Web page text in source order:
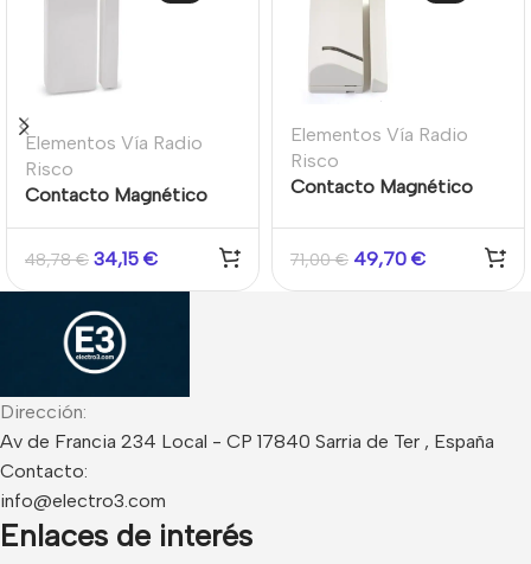
Elementos Vía Radio
Risco
Contacto Magnético
Bidireccional Risco de
Grado 2, 868Mhz
48,78€ 34,15 €
Elementos Vía Radio
Risco
Contacto Magnético
interior supervisado 2
entradas cableadas
71,00€ 49,70 €
Dirección:
Av de Francia 234 Local - CP 17840 Sarria de Ter , España
Contacto:
info@electro3.com
Enlaces de interés